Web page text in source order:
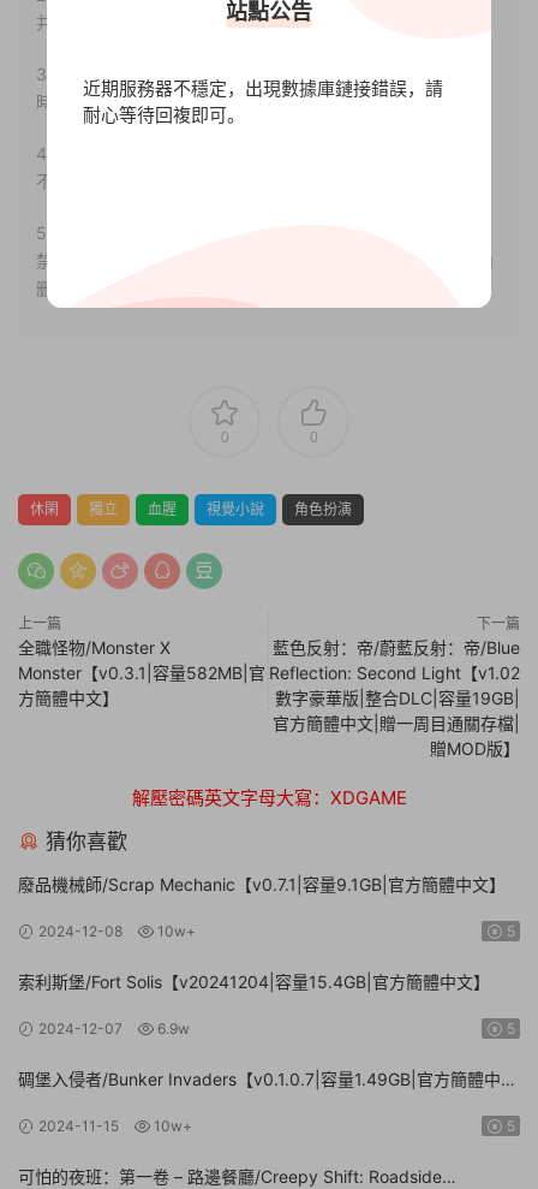
并合法使用。
3.如果本站有侵犯、不妥之處的資源，請聯系我們。将會第一
時間解決！
4.本站部分内容均由互聯網收集整理，僅供大家參考、學習，
不存在任何商業目的與商業用途。
5.本站提供的所有資源僅供參考學習使用，版權歸原著所有，
禁止下載本站資源參與任何商業和非法行爲，請于24小時之内
删除!
0 0
休閑 獨立 血腥 視覺小說 角色扮演
上一篇
全職怪物/Monster X
Monster【v0.3.1|容量582MB|官
方簡體中文】
下一篇
藍色反射：帝/蔚藍反射：帝/Blue
Reflection: Second Light【v1.02
數字豪華版|整合DLC|容量19GB|
官方簡體中文|贈一周目通關存檔|
贈MOD版】
解壓密碼英文字母大寫：XDGAME
猜你喜歡
廢品機械師/Scrap Mechanic【v0.7.1|容量9.1GB|官方簡體中文】
2024-12-08 10w+ 5
索利斯堡/Fort Solis【v20241204|容量15.4GB|官方簡體中文】
2024-12-07 6.9w 5
碉堡入侵者/Bunker Invaders【v0.1.0.7|容量1.49GB|官方簡體中
2024-11-15 10w+ 5
可怕的夜班：第一卷 – 路邊餐廳/Creepy Shift: Roadside
站點公告
近期服務器不穩定，出現數據庫鏈接錯誤，請
耐心等待回複即可。